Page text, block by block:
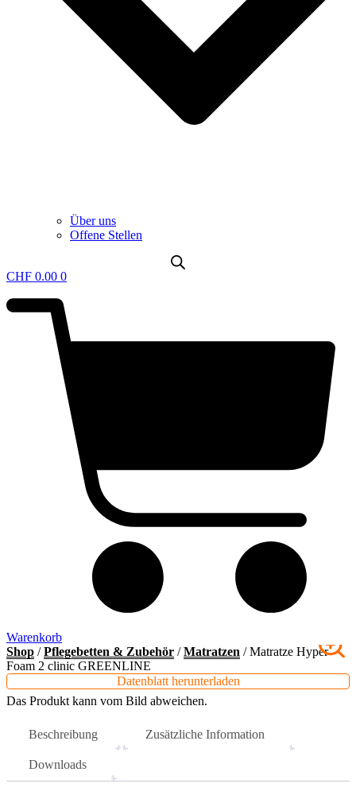
Über uns
Offene Stellen
CHF 0.00 0
Warenkorb
Shop /Pflege­betten & Zubehör /Matratzen / Matratze Hyper
Foam 2 clinic GREENLINE
Datenblatt herunterladen
Das Produkt kann vom Bild abweichen.
Beschreibung Zusätzliche Information
Downloads